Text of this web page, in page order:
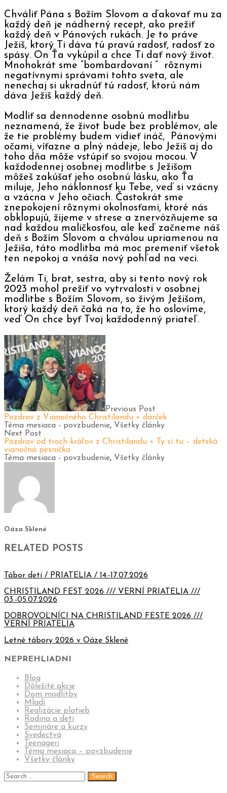
Chváliť Pána s Božím Slovom a ďakovať mu za
každý deň je nádherný recept, ako prežiť
každý deň v Pánových rukách. Je to práve
Ježiš, ktorý Ti dáva tú pravú radosť, radosť zo
spásy. On Ťa vykúpil a chce Ti dať nový život.
Mnohokrát sme “bombardovaní “ rôznymi
negatívnymi správami tohto sveta, ale
nenechaj si ukradnúť tú radosť, ktorú nám
dáva Ježiš každý deň.
Modliť sa dennodenne osobnú modlitbu
neznamená, že život bude bez problémov, ale
že tie problémy budem vidieť ináč, Pánovými
očami, víťazne a plný nádeje, lebo Ježiš aj do
toho dňa môže vstúpiť so svojou mocou. V
každodennej osobnej modlitbe s Ježišom
môžeš zakúšať jeho osobnú lásku, ako Ťa
miluje, Jeho náklonnosť ku Tebe, veď si vzácny
a vzácna v Jeho očiach. Častokrát sme
znepokojení rôznymi okolnosťami, ktoré nás
obklopujú, žijeme v strese a znervózňujeme sa
nad každou maličkosťou, ale keď začneme náš
deň s Božím Slovom a chválou upriamenou na
Ježiša, táto modlitba má moc premeniť všetok
ten nepokoj a vnáša nový pohľad na veci.
Želám Ti, brat, sestra, aby si tento nový rok
2023 mohol prežiť vo vytrvalosti v osobnej
modlitbe s Božím Slovom, so živým Ježišom,
ktorý každý deň čaká na to, že ho oslovíme,
veď On chce byť Tvoj každodenný priateľ.
Previous Post
Pozdrav z Vianočného Christilandu + darček
Téma mesiaca - povzbudenie, Všetky články
Next Post
Pozdrav od troch kráľov z Christilandu + Ty si tu – detská
vianočná pesnička
Téma mesiaca - povzbudenie, Všetky články
Oáza Sklené
RELATED POSTS
Tábor detí / PRIATELIA / 14.-17.07.2026
CHRISTILAND FEST 2026 /// VERNÍ PRIATELIA ///
03.-05.07.2026
DOBROVOĽNÍCI NA CHRISTILAND FESTE 2026 ///
VERNÍ PRIATELIA
Letné tábory 2026 v Oáze Sklené
NEPREHLIADNI
Blog
Dôležité akcie
Dom modlitby
Mladí
Realizácie platieb
Rodina a deti
Semináre a kurzy
Svedectvá
Teenageri
Téma mesiaca – povzbudenie
Všetky články